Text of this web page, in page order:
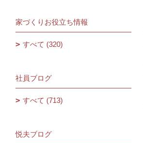
家づくりお役立ち情報
すべて (320)
社員ブログ
すべて (713)
悦夫ブログ